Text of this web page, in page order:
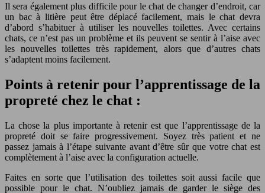
Il sera également plus difficile pour le chat de changer d’endroit, car
un bac à litière peut être déplacé facilement, mais le chat devra
d’abord s’habituer à utiliser les nouvelles toilettes. Avec certains
chats, ce n’est pas un problème et ils peuvent se sentir à l’aise avec
les nouvelles toilettes très rapidement, alors que d’autres chats
s’adaptent moins facilement.
Points à retenir pour l’apprentissage de la
propreté chez le chat :
La chose la plus importante à retenir est que l’apprentissage de la
propreté doit se faire progressivement. Soyez très patient et ne
passez jamais à l’étape suivante avant d’être sûr que votre chat est
complètement à l’aise avec la configuration actuelle.
Faites en sorte que l’utilisation des toilettes soit aussi facile que
possible pour le chat. N’oubliez jamais de garder le siège des